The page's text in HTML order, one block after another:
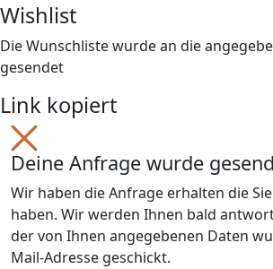
Wishlist
Die Wunschliste wurde an die
gesendet
Link kopiert
Deine Anfrage wurde
Wir haben die Anfrage erhalten die
haben. Wir werden Ihnen bald
der von Ihnen angegebenen Daten
Mail-Adresse geschickt.